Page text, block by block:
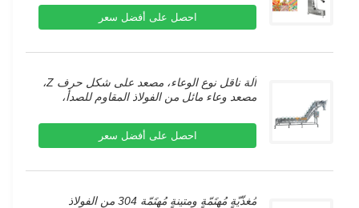
احصل على أفضل سعر
آلة ناقل نوع الوعاء، مصعد على شكل حرف Z،
مصعد وعاء مائل من الفولاذ المقاوم للصدأ،
احصل على أفضل سعر
مُغذّيّةٍ مُهتَمّةٍ ومتينةٍ مُهتَمّة 304 من الفولاذ